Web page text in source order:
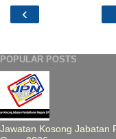
‹
POPULAR POSTS
Jawatan Kosong Jabatan